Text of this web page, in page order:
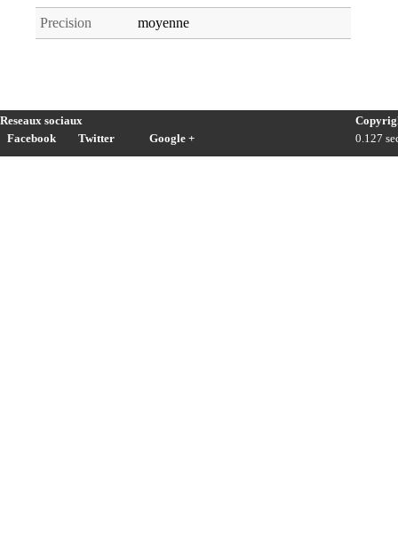
Precision moyenne
Reseaux sociaux
Facebook
Twitter Google +
0.127